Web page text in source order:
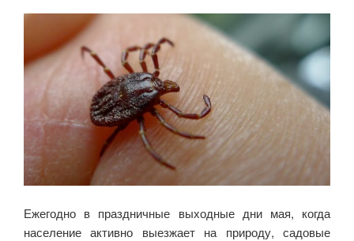
Ежегодно в праздничные выходные дни мая, когда
население активно выезжает на природу, садовые